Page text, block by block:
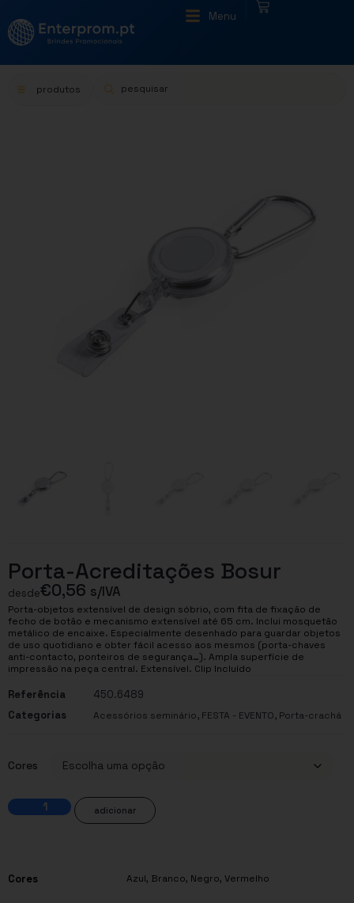
Menu
produtos
Porta-Acreditações Bosur
desde€0,56 s/IVA
Porta-objetos extensível de design sóbrio, com fita de fixação de
fecho de botão e mecanismo extensível até 65 cm. Inclui mosquetão
metálico de encaixe. Especialmente desenhado para guardar objetos
de uso quotidiano e obter fácil acesso aos mesmos (porta-chaves
anti-contacto, ponteiros de segurança…). Ampla superfície de
impressão na peça central. Extensível. Clip Incluído
Referência
450.6489
Categorias
Acessórios seminário, FESTA - EVENTO, Porta-crachá
Cores
adicionar
Cores Azul, Branco, Negro, Vermelho